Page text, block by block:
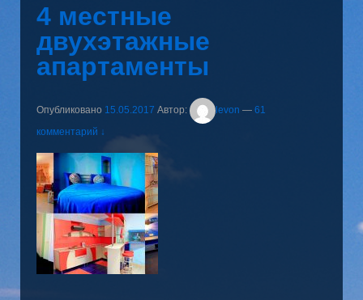
4 местные
двухэтажные
апартаменты
Опубликовано 15.05.2017 Автор: levon — 61
комментарий ↓